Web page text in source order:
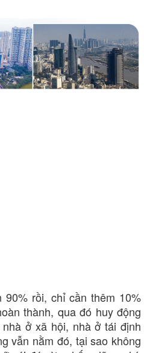
Blog
Tình yêu - Gia đình
90% rồi, chỉ cần thêm 10%
thành, qua đó huy động
ở xã hội, nhà ở tái định
vẫn nằm đó, tại sao không